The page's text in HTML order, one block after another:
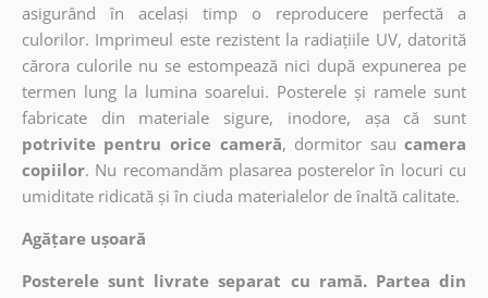
asigurând în același timp o reproducere perfectă a
culorilor. Imprimeul este rezistent la radiațiile UV, datorită
cărora culorile nu se estompează nici după expunerea pe
termen lung la lumina soarelui. Posterele și ramele sunt
fabricate din materiale sigure, inodore, așa că sunt
potrivite pentru orice cameră, dormitor sau camera
copiilor. Nu recomandăm plasarea posterelor în locuri cu
umiditate ridicată și în ciuda materialelor de înaltă calitate.
Agățare ușoară
Posterele sunt livrate separat cu ramă. Partea din